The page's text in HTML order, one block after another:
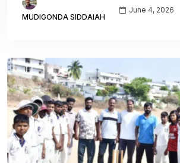
MUDIGONDA SIDDAIAH
June 4, 2026